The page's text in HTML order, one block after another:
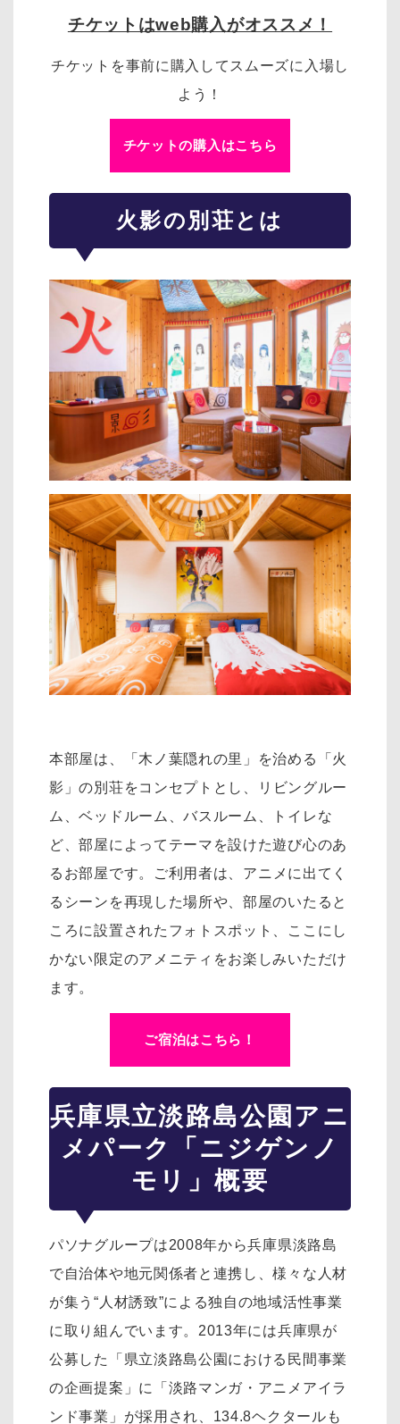
チケットはweb購入がオススメ！
チケットを事前に購入してスムーズに入場し
よう！
チケットの購入はこちら
火影の別荘とは
本部屋は、「木ノ葉隠れの里」を治める「火
影」の別荘をコンセプトとし、リ ビングルー
ム、ベッドルーム、バスルーム、トイレな
ど、部屋によってテーマを設けた遊び心のあ
るお部屋です。
ご利用者は、アニメに出てく
るシーンを再現した場所や、部屋のいたると
ころに設置されたフォトスポット、
ここにし
かない限定のアメニティをお楽しみいただけ
ます。
ご宿泊はこちら！
兵庫県立淡路島公園アニ
メパーク「ニジゲンノ
モリ」概要
パソナグループは2008年から兵庫県淡路島
で自治体や地元関係者と連携し、様々な人材
が集う“人材誘致”による独自の地域活性事業
に取り組んでいます。2013年には兵庫県が
公募した「県立淡路島公園における民間事業
の企画提案」に「淡路マンガ・アニメアイラ
ンド事業」が採用され、134.8ヘクタールも